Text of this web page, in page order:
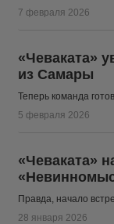
7 февраля 2026
«Чеваката»
из Самары
Теперь команда
5 февраля 2026
«Чеваката»
Правда, начало
28 января 2026